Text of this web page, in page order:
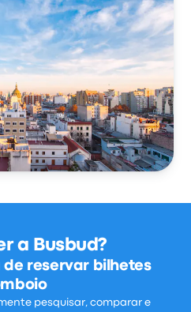
a Busbud?
reservar bilhetes
pesquisar, comparar e